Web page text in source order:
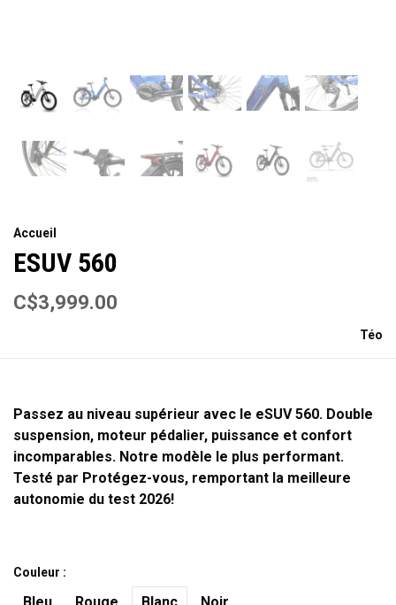
Accueil
ESUV 560
C$3,999.00
Téo
Passez au niveau supérieur avec le eSUV 560. Double
suspension, moteur pédalier, puissance et confort
incomparables. Notre modèle le plus performant.
Testé par Protégez-vous, remportant la meilleure
autonomie du test 2026!
Couleur :